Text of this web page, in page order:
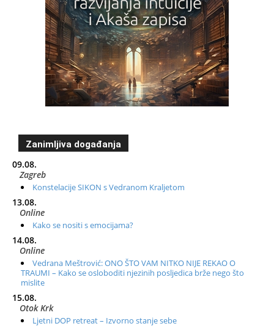
Zanimljiva događanja
09.08.
Zagreb
Konstelacije SIKON s Vedranom Kraljetom
13.08.
Online
Kako se nositi s emocijama?
14.08.
Online
Vedrana Meštrović: ONO ŠTO VAM NITKO NIJE REKAO O
TRAUMI – Kako se osloboditi njezinih posljedica brže nego što
mislite
15.08.
Otok Krk
Ljetni DOP retreat – Izvorno stanje sebe